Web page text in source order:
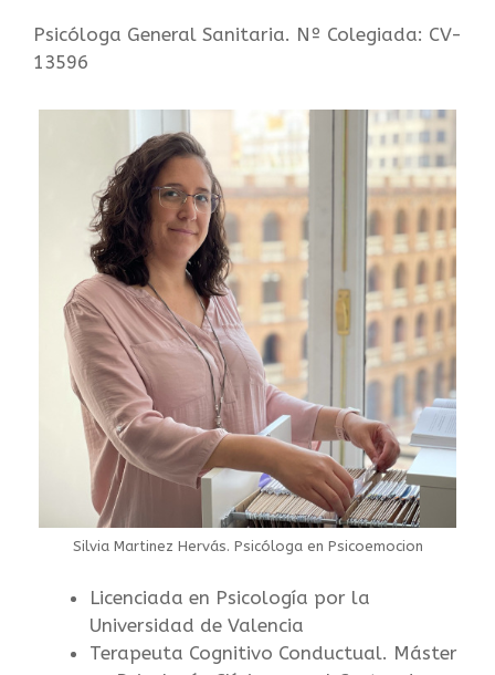
Psicóloga General Sanitaria. Nº Colegiada: CV-
13596
Silvia Martinez Hervás. Psicóloga en Psicoemocion
Licenciada en Psicología por la
Universidad de Valencia
Terapeuta Cognitivo Conductual. Máster